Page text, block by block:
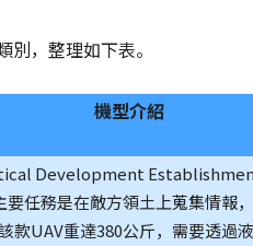
，整理如下表。
機型介紹
Development
任務是在敵方領土上蒐集情報
款UAV重達380公斤，需要透過